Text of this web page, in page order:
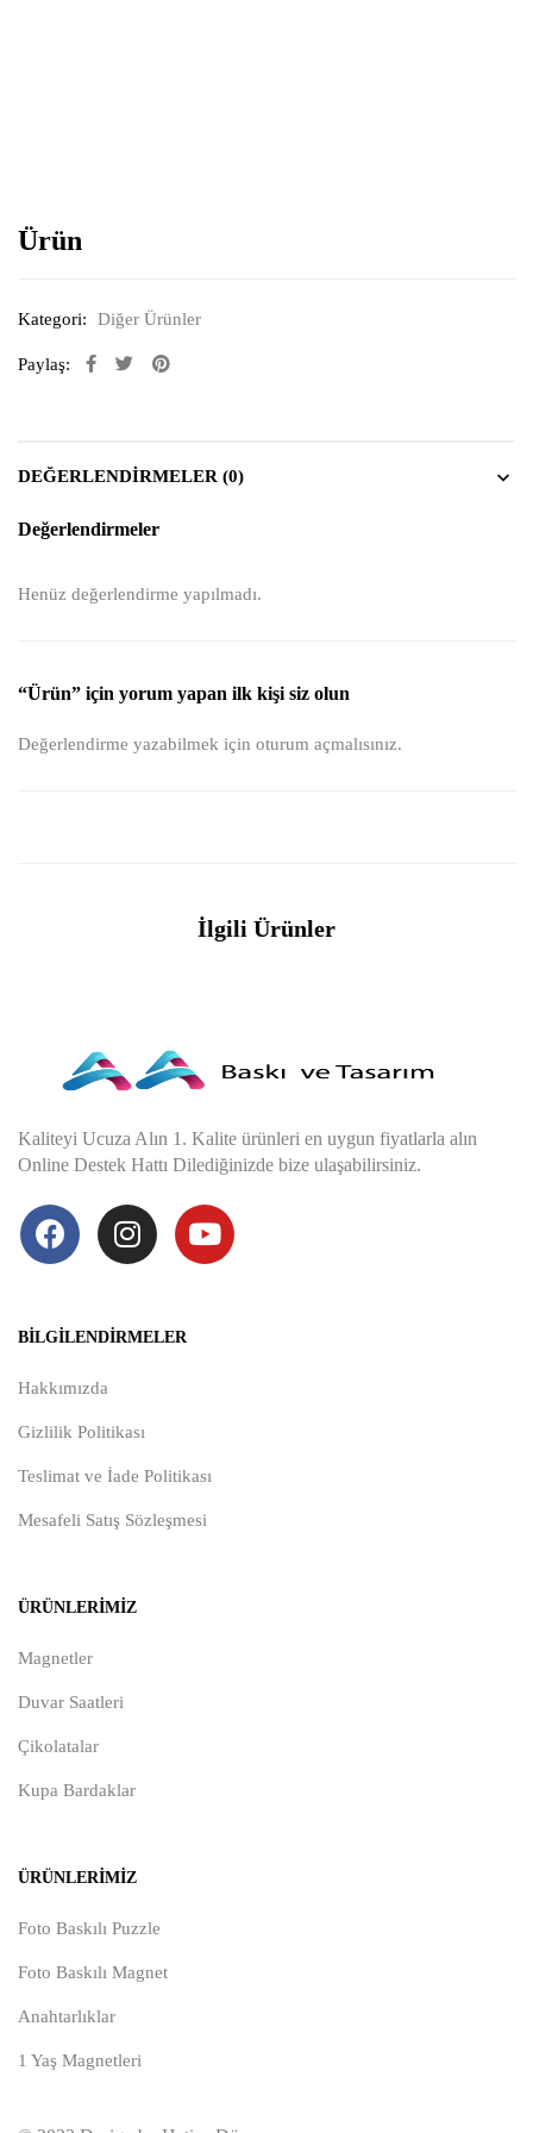
Ürün
Kategori: Diğer Ürünler
Paylaş:
DEĞERLENDIRMELER (0)
Değerlendirmeler
Henüz değerlendirme yapılmadı.
“Ürün” için yorum yapan ilk kişi siz olun
Değerlendirme yazabilmek için oturum açmalısınız.
İlgili Ürünler
Kaliteyi Ucuza Alın 1. Kalite ürünleri en uygun fiyatlarla alın
Online Destek Hattı Dilediğinizde bize ulaşabilirsiniz.
BILGILENDIRMELER
Hakkımızda
Gizlilik Politikası
Teslimat ve İade Politikası
Mesafeli Satış Sözleşmesi
ÜRÜNLERIMIZ
Magnetler
Duvar Saatleri
Çikolatalar
Kupa Bardaklar
ÜRÜNLERIMIZ
Foto Baskılı Puzzle
Foto Baskılı Magnet
Anahtarlıklar
1 Yaş Magnetleri